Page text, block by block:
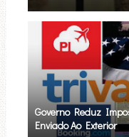
Governo Reduz
Enviado Ao Exterior